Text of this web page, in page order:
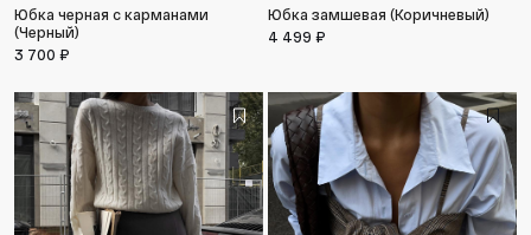
Юбка черная с карманами
(Черный)
3 700 ₽
Юбка замшевая (Коричневый)
4 499 ₽